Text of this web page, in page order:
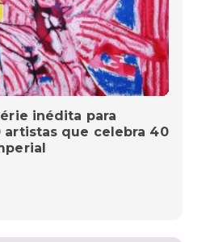
inédita para
artistas que celebra 40